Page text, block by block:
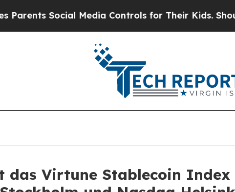
Media Controls for Their Kids. Should the US?
Virtune Stablecoin Index